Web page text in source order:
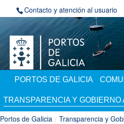
Saltar al contenido
Contacto y atención al usuario
PORTOS DE GALICIA
TRANSPARENCIA Y GOBIERNO
Portos de Galicia / Transparencia y